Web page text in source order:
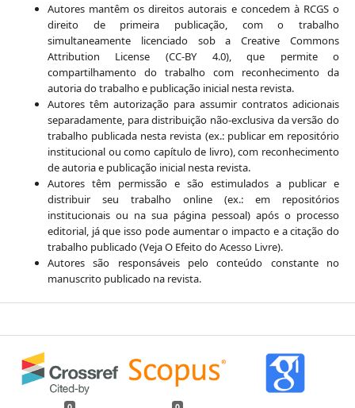
Autores mantêm os direitos autorais e concedem à RCGS o
direito de primeira publicação, com o trabalho
simultaneamente licenciado sob a Creative Commons
Attribution License (CC-BY 4.0), que permite o
compartilhamento do trabalho com reconhecimento da
autoria do trabalho e publicação inicial nesta revista.
Autores têm autorização para assumir contratos adicionais
separadamente, para distribuição não-exclusiva da versão do
trabalho publicada nesta revista (ex.: publicar em repositório
institucional ou como capítulo de livro), com reconhecimento
de autoria e publicação inicial nesta revista.
Autores têm permissão e são estimulados a publicar e
distribuir seu trabalho online (ex.: em repositórios
institucionais ou na sua página pessoal) após o processo
editorial, já que isso pode aumentar o impacto e a citação do
trabalho publicado (Veja O Efeito do Acesso Livre).
Autores são responsáveis pelo conteúdo constante no
manuscrito publicado na revista.